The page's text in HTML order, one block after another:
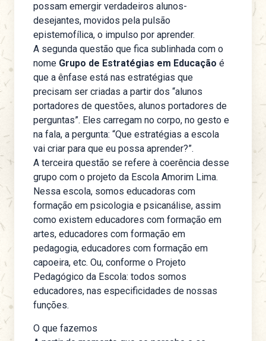
possam emergir verdadeiros alunos-
desejantes, movidos pela pulsão
epistemofílica, o impulso por aprender.
A segunda questão que fica sublinhada com o
nome Grupo de Estratégias em Educação é
que a ênfase está nas estratégias que
precisam ser criadas a partir dos “alunos
portadores de questões, alunos portadores de
perguntas”. Eles carregam no corpo, no gesto e
na fala, a pergunta: “Que estratégias a escola
vai criar para que eu possa aprender?”.
A terceira questão se refere à coerência desse
grupo com o projeto da Escola Amorim Lima.
Nessa escola, somos educadoras com
formação em psicologia e psicanálise, assim
como existem educadores com formação em
artes, educadores com formação em
pedagogia, educadores com formação em
capoeira, etc. Ou, conforme o Projeto
Pedagógico da Escola: todos somos
educadores, nas especificidades de nossas
funções.
O que fazemos